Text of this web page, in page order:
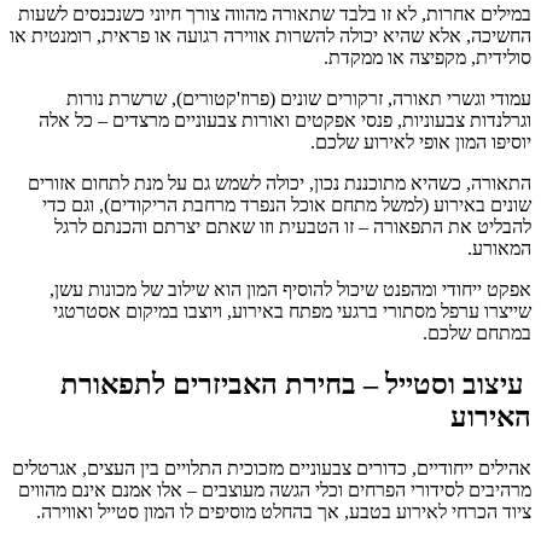
במילים אחרות, לא זו בלבד שתאורה מהווה צורך חיוני כשנכנסים לשעות
החשיכה, אלא שהיא יכולה להשרות אווירה רגועה או פראית, רומנטית או
סולידית, מקפיצה או ממקדת.
עמודי וגשרי תאורה, זרקורים שונים (פרוז'קטורים), שרשרת נורות
וגרלנדות צבעוניות, פנסי אפקטים ואורות צבעוניים מרצדים – כל אלה
יוסיפו המון אופי לאירוע שלכם.
התאורה, כשהיא מתוכננת נכון, יכולה לשמש גם על מנת לתחום אזורים
שונים באירוע (למשל מתחם אוכל הנפרד מרחבת הריקודים), וגם כדי
להבליט את התפאורה – זו הטבעית וזו שאתם יצרתם והכנתם לרגל
המאורע.
אפקט ייחודי ומהפנט שיכול להוסיף המון הוא שילוב של מכונות עשן,
שייצרו ערפל מסתורי ברגעי מפתח באירוע, ויוצבו במיקום אסטרטגי
במתחם שלכם.
עיצוב וסטייל – בחירת האביזרים לתפאורת
האירוע
אהילים ייחודיים, כדורים צבעוניים מזכוכית התלויים בין העצים, אגרטלים
מרהיבים לסידורי הפרחים וכלי הגשה מעוצבים – אלו אמנם אינם מהווים
ציוד הכרחי לאירוע בטבע, אך בהחלט מוסיפים לו המון סטייל ואווירה.